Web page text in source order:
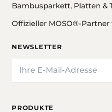
Bambusparkett, Platten &
Offizieller MOSO®-Partner
NEWSLETTER
PRODUKTE